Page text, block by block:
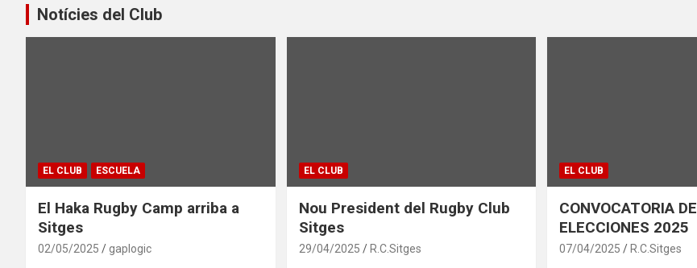
Notícies del Club
EL CLUB ESCUELA
El Haka Rugby Camp arriba a
Sitges
02/05/2025 gaplogic
EL CLUB
Nou President del Rugby Club
Sitges
29/04/2025 R.C.Sitges
EL CLUB
CONVOCATORIA DE
ELECCIONES 2025
07/04/2025 R.C.Sitges